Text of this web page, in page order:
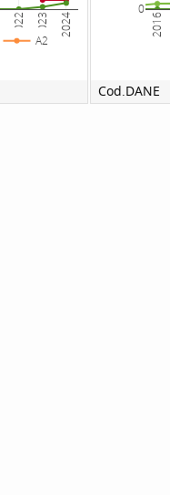
2022 2023 2024
A2
2016
0
Cod.DANE